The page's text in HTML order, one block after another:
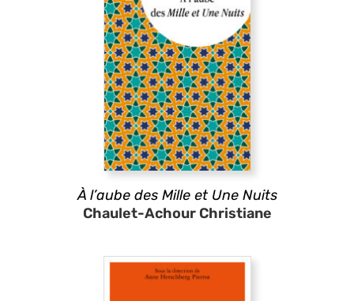
À l’aube des Mille et Une Nuits
Chaulet-Achour Christiane